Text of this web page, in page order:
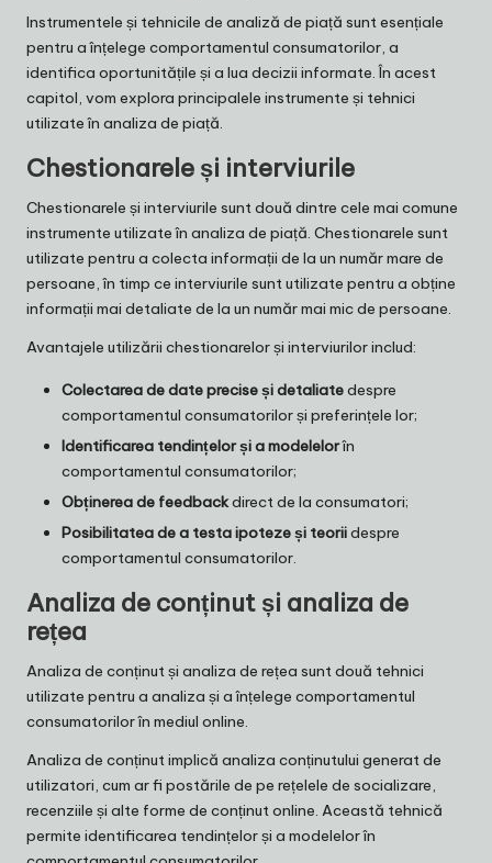
Instrumentele și tehnicile de analiză de piață sunt esențiale
pentru a înțelege comportamentul consumatorilor, a
identifica oportunitățile și a lua decizii informate. În acest
capitol, vom explora principalele instrumente și tehnici
utilizate în analiza de piață.
Chestionarele și interviurile
Chestionarele și interviurile sunt două dintre cele mai comune
instrumente utilizate în analiza de piață. Chestionarele sunt
utilizate pentru a colecta informații de la un număr mare de
persoane, în timp ce interviurile sunt utilizate pentru a obține
informații mai detaliate de la un număr mai mic de persoane.
Avantajele utilizării chestionarelor și interviurilor includ:
Colectarea de date precise și detaliatedespre
comportamentul consumatorilor și preferințele lor;
Identificarea tendințelor și a modelelorîn
comportamentul consumatorilor;
Obținerea de feedbackdirect de la consumatori;
Posibilitatea de a testa ipoteze și teoriidespre
comportamentul consumatorilor.
Analiza de conținut și analiza de
rețea
Analiza de conținut și analiza de rețea sunt două tehnici
utilizate pentru a analiza și a înțelege comportamentul
consumatorilor în mediul online.
Analiza de conținut implică analiza conținutului generat de
utilizatori, cum ar fi postările de pe rețelele de socializare,
recenziile și alte forme de conținut online. Această tehnică
permite identificarea tendințelor și a modelelor în